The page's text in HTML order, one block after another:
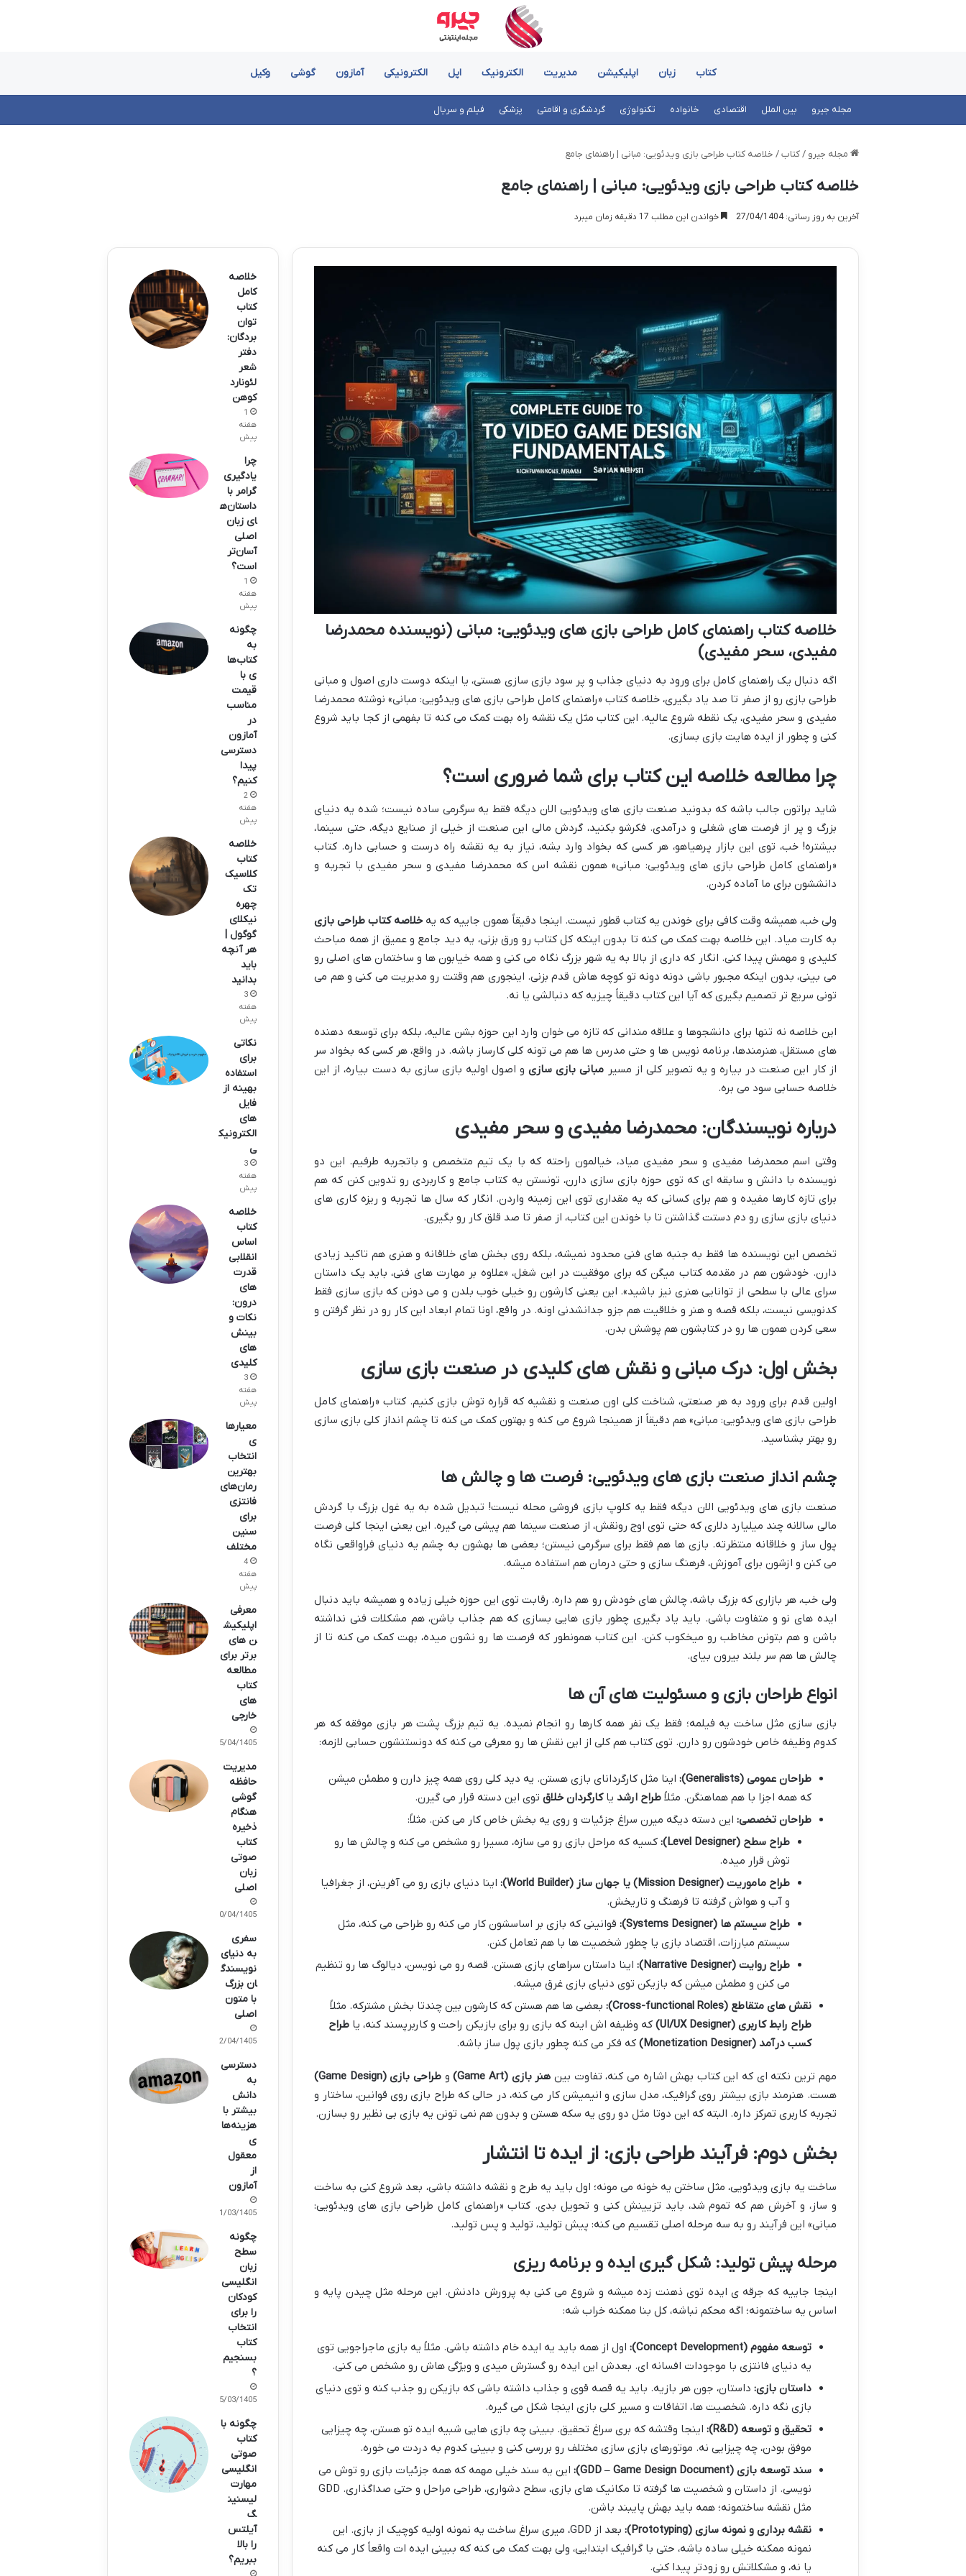
کتاب زبان اپلیکیشن مدیریت الکترونیک اپل الکترونیکی آمازون گوشی وکیل
مجله جیرو بین الملل اقتصادی خانواده تکنولوژی گردشگری و اقامتی پزشکی فیلم و سریال
مجله جیرو / کتاب / خلاصه کتاب طراحی بازی ویدئویی: مبانی | راهنمای جامع
خلاصه کتاب طراحی بازی ویدئویی: مبانی | راهنمای جامع
آخرین به روز رسانی: 27/04/1404 خواندن این مطلب 17 دقیقه زمان میبرد
خلاصه کتاب راهنمای کامل طراحی بازی های ویدئویی: مبانی (نویسنده محمدرضا
مفیدی، سحر مفیدی)
اگه دنبال یک راهنمای کامل برای ورود به دنیای جذاب و پر سود بازی سازی هستی، یا اینکه دوست داری اصول و مبانی
طراحی بازی رو از صفر تا صد یاد بگیری، خلاصه کتاب «راهنمای کامل طراحی بازی های ویدئویی: مبانی» نوشته محمدرضا
مفیدی و سحر مفیدی، یک نقطه شروع عالیه. این کتاب مثل یک نقشه راه بهت کمک می کنه تا بفهمی از کجا باید شروع
کنی و چطور از ایده هایت بازی بسازی.
چرا مطالعه خلاصه این کتاب برای شما ضروری است؟
شاید براتون جالب باشه که بدونید صنعت بازی های ویدئویی الان دیگه فقط یه سرگرمی ساده نیست؛ شده یه دنیای
بزرگ و پر از فرصت های شغلی و درآمدی. فکرشو بکنید، گردش مالی این صنعت از خیلی از صنایع دیگه، حتی سینما،
بیشتره! خب، توی این بازار پرهیاهو، هر کسی که بخواد وارد بشه، نیاز به یه نقشه راه درست و حسابی داره. کتاب
«راهنمای کامل طراحی بازی های ویدئویی: مبانی» همون نقشه اس که محمدرضا مفیدی و سحر مفیدی با تجربه و
دانششون برای ما آماده کردن.
ولی خب، همیشه وقت کافی برای خوندن یه کتاب قطور نیست. اینجا دقیقاً همون جاییه که یه خلاصه کتاب طراحی بازی
به کارت میاد. این خلاصه بهت کمک می کنه تا بدون اینکه کل کتاب رو ورق بزنی، یه دید جامع و عمیق از همه مباحث
کلیدی و مهمش پیدا کنی. انگار که داری از بالا به یه شهر بزرگ نگاه می کنی و همه خیابون ها و ساختمان های اصلی رو
می بینی، بدون اینکه مجبور باشی دونه دونه تو کوچه هاش قدم بزنی. اینجوری هم وقتت رو مدیریت می کنی و هم می
تونی سریع تر تصمیم بگیری که آیا این کتاب دقیقاً چیزیه که دنبالشی یا نه.
این خلاصه نه تنها برای دانشجوها و علاقه مندانی که تازه می خوان وارد این حوزه بشن عالیه، بلکه برای توسعه دهنده
های مستقل، هنرمندها، برنامه نویس ها و حتی مدرس ها هم می تونه کلی کارساز باشه. در واقع، هر کسی که بخواد سر
از کار این صنعت در بیاره و یه تصویر کلی از مسیر مبانی بازی سازیو اصول اولیه بازی سازی به دست بیاره، از این
خلاصه حسابی سود می بره.
درباره نویسندگان: محمدرضا مفیدی و سحر مفیدی
وقتی اسم محمدرضا مفیدی و سحر مفیدی میاد، خیالمون راحته که با یک تیم متخصص و باتجربه طرفیم. این دو
نویسنده با دانش و سابقه ای که توی حوزه بازی سازی دارن، تونستن یه کتاب جامع و کاربردی رو تدوین کنن که هم
برای تازه کارها مفیده و هم برای کسانی که یه مقداری توی این زمینه واردن. انگار که سال ها تجربه و ریزه کاری های
دنیای بازی سازی رو دم دستت گذاشتن تا با خوندن این کتاب، از صفر تا صد قلق کار رو بگیری.
تخصص این نویسنده ها فقط به جنبه های فنی محدود نمیشه، بلکه روی بخش های خلاقانه و هنری هم تاکید زیادی
دارن. خودشون هم در مقدمه کتاب میگن که برای موفقیت در این شغل، «علاوه بر مهارت های فنی، باید یک داستان
سرای عالی با سطحی از توانایی هنری نیز باشید». این یعنی کارشون رو خیلی خوب بلدن و می دونن که بازی سازی فقط
کدنویسی نیست، بلکه قصه و هنر و خلاقیت هم جزو جدانشدنی اونه. در واقع، اونا تمام ابعاد این کار رو در نظر گرفتن و
سعی کردن همون ها رو در کتابشون هم پوشش بدن.
بخش اول: درک مبانی و نقش های کلیدی در صنعت بازی سازی
اولین قدم برای ورود به هر صنعتی، شناخت کلی اون صنعت و نقشیه که قراره توش بازی کنیم. کتاب «راهنمای کامل
طراحی بازی های ویدئویی: مبانی» هم دقیقاً از همینجا شروع می کنه و بهتون کمک می کنه تا چشم انداز کلی بازی سازی
رو بهتر بشناسید.
چشم انداز صنعت بازی های ویدئویی: فرصت ها و چالش ها
صنعت بازی های ویدئویی الان دیگه فقط یه کلوپ بازی فروشی محله نیست! تبدیل شده به یه غول بزرگ با گردش
مالی سالانه چند میلیارد دلاری که حتی توی اوج رونقش، از صنعت سینما هم پیشی می گیره. این یعنی اینجا کلی فرصت
پول ساز و خلاقانه منتظرته. بازی ها هم فقط برای سرگرمی نیستن؛ بعضی ها بهشون به چشم یه دنیای فراواقعی نگاه
می کنن و ازشون برای آموزش، فرهنگ سازی و حتی درمان هم استفاده میشه.
ولی خب، هر بازاری که بزرگ باشه، چالش های خودش رو هم داره. رقابت توی این حوزه خیلی زیاده و همیشه باید دنبال
ایده های نو و متفاوت باشی. باید یاد بگیری چطور بازی هایی بسازی که هم جذاب باشن، هم مشکلات فنی نداشته
باشن و هم بتونن مخاطب رو میخکوب کنن. این کتاب همونطور که فرصت ها رو نشون میده، بهت کمک می کنه تا از
چالش ها هم سر بلند بیرون بیای.
انواع طراحان بازی و مسئولیت های آن ها
بازی سازی مثل ساخت یه فیلمه؛ فقط یک نفر همه کارها رو انجام نمیده. یه تیم بزرگ پشت هر بازی موفقه که هر
کدوم وظیفه خاص خودشون رو دارن. توی کتاب هم کلی از این نقش ها رو معرفی می کنه که دونستنشون حسابی لازمه:
طراحان عمومی (Generalists):
اینا مثل کارگردانای بازی هستن. یه دید کلی روی همه چیز دارن و مطمئن میشن
که همه اجزا با هم هماهنگن. مثلاًطراح ارشد یاکارگردان خلاق توی این دسته قرار می گیرن.
طراحان تخصصی: این دسته دیگه میرن سراغ جزئیات و روی یه بخش خاص کار می کنن. مثلاً:
طراح سطح (Level Designer):
کسیه که مراحل بازی رو می سازه، مسیرا رو مشخص می کنه و چالش ها رو
توش قرار میده.
طراح ماموریت (Mission Designer) یا جهان ساز (World Builder):
اینا دنیای بازی رو می آفرینن، از جغرافیا
و آب و هواش گرفته تا فرهنگ و تاریخش.
طراح سیستم ها (Systems Designer):
قوانینی که بازی بر اساسشون کار می کنه رو طراحی می کنه، مثل
سیستم مبارزات، اقتصاد بازی یا چطور شخصیت ها با هم تعامل کنن.
طراح روایت (Narrative Designer):
اینا داستان سراهای بازی هستن. قصه رو می نویسن، دیالوگ ها رو تنظیم
می کنن و مطمئن میشن که بازیکن توی دنیای بازی غرق میشه.
نقش های متقاطع (Cross-functional Roles):
بعضی ها هم هستن که کارشون بین چندتا بخش مشترکه. مثلاً
طراح رابط کاربری (UI/UX Designer)
که وظیفه اش اینه که بازی رو برای بازیکن راحت و کاربرپسند کنه، یاطراح
کسب درآمد (Monetization Designer)
که فکر می کنه چطور بازی پول ساز باشه.
مهم ترین نکته ای که این کتاب بهش اشاره می کنه، تفاوت بین هنر بازی (Game Art) و طراحی بازی (Game Design)
هست. هنرمند بازی بیشتر روی گرافیک، مدل سازی و انیمیشن کار می کنه، در حالی که طراح بازی روی قوانین، ساختار و
تجربه کاربری تمرکز داره. البته که این دوتا مثل دو روی یه سکه هستن و بدون هم نمی تونن یه بازی بی نظیر رو بسازن.
بخش دوم: فرآیند طراحی بازی: از ایده تا انتشار
ساخت یه بازی ویدئویی، مثل ساختن یه خونه می مونه؛ اول باید یه طرح و نقشه داشته باشی، بعد شروع کنی به ساخت
و ساز، و آخرش هم که تموم شد، باید تزیینش کنی و تحویل بدی. کتاب «راهنمای کامل طراحی بازی های ویدئویی:
مبانی» این فرآیند رو به سه مرحله اصلی تقسیم می کنه: پیش تولید، تولید و پس تولید.
مرحله پیش تولید: شکل گیری ایده و برنامه ریزی
اینجا جاییه که جرقه ی ایده توی ذهنت زده میشه و شروع می کنی به پرورش دادنش. این مرحله مثل چیدن پایه و
اساس یه ساختمونه؛ اگه محکم نباشه، کل بنا ممکنه خراب شه:
توسعه مفهوم (Concept Development):
اول از همه باید یه ایده خام داشته باشی. مثلاً یه بازی ماجراجویی توی
یه دنیای فانتزی با موجودات افسانه ای. بعدش این ایده رو گسترش میدی و ویژگی هاش رو مشخص می کنی.
داستان بازی: داستان، جون هر بازیه. باید یه قصه قوی و جذاب داشته باشی که بازیکن رو جذب کنه و توی دنیای
بازی نگه داره. شخصیت ها، اتفاقات و مسیر کلی بازی اینجا شکل می گیره.
تحقیق و توسعه (R&D):
اینجا وقتشه که بری سراغ تحقیق. ببینی چه بازی هایی شبیه ایده تو هستن، چه چیزایی
موفق بودن، چه چیزایی نه. موتورهای بازی سازی مختلف رو بررسی کنی و ببینی کدوم به دردت می خوره.
سند توسعه بازی (GDD – Game Design Document):
این یه سند خیلی مهمه که همه جزئیات بازی رو توش می
نویسی. از داستان و شخصیت ها گرفته تا مکانیک های بازی، سطح دشواری، طراحی مراحل و حتی صداگذاری. GDD
مثل نقشه ساختمونه؛ همه باید بهش پایبند باشن.
نقشه برداری و نمونه سازی (Prototyping):
بعد از GDD، میری سراغ ساخت یه نمونه اولیه کوچیک از بازی. این
نمونه ممکنه خیلی ساده باشه، حتی با گرافیک ابتدایی، ولی بهت کمک می کنه که ببینی ایده ات واقعاً کار می کنه
یا نه، و مشکلاتش رو زودتر پیدا کنی.
خلاصه
کامل
کتاب
توان
بردگان:
دفتر
شعر
لئونارد
کوهن
1
هفته
پیش
چرا
یادگیری
گرامر با
داستان‌ه
ای زبان
اصلی
آسان‌تر
است؟
1
هفته
پیش
چگونه
به
کتاب‌ها
ی با
قیمت
مناسب
در
آمازون
دسترسی
پیدا
کنیم؟
2
هفته
پیش
خلاصه
کتاب
کلاسیک
تک
چهره
نیکلای
گوگول |
هر آنچه
باید
بدانید
3
هفته
پیش
نکاتی
برای
استفاده
بهینه از
فایل
های
الکترونیک
ی
3
هفته
پیش
خلاصه
کتاب
اساس
انقلابی
قدرت
های
درون:
نکات و
بینش
های
کلیدی
3
هفته
پیش
معیارها
ی
انتخاب
بهترین
رمان‌های
فانتزی
برای
سنین
مختلف
4
هفته
پیش
معرفی
اپلیکیش
ن های
برتر برای
مطالعه
کتاب
های
خارجی
15/04/1405
مدیریت
حافظه
گوشی
هنگام
ذخیره
کتاب
صوتی
زبان
اصلی
10/04/1405
سفری
به دنیای
نویسندگ
ان بزرگ
با متون
اصلی
02/04/1405
دسترسی
به
دانش
بیشتر با
هزینه‌ها
ی
معقول
از
آمازون
21/03/1405
چگونه
سطح
زبان
انگلیسی
کودکان
را برای
انتخاب
کتاب
بسنجیم
؟
15/03/1405
چگونه با
کتاب
صوتی
انگلیسی
مهارت
لیسنین
گ
آیلتس
را بالا
ببریم؟